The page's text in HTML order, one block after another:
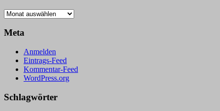
Archiv
Meta
Anmelden
Eintrags-Feed
Kommentar-Feed
WordPress.org
Schlagwörter